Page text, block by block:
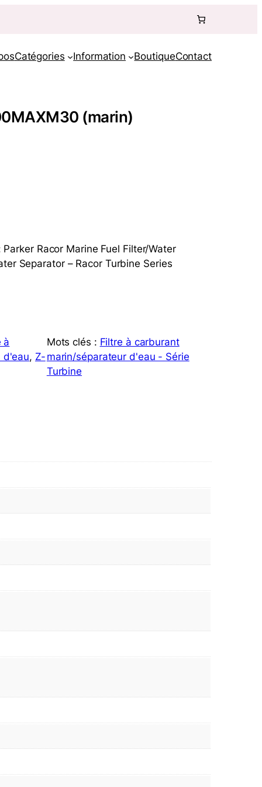
Catégories Information BoutiqueContact
(marin)
Racor Marine Fuel Filter/Water
Separator – Racor Turbine Series
à
d'eau, Z-
Mots clés : Filtre à carburant
marin/séparateur d'eau - Série
Turbine